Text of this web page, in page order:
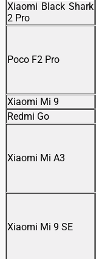
Xiaomi Black Shark
2 Pro
Poco F2 Pro
Xiaomi Mi 9
Redmi Go
Xiaomi Mi A3
Xiaomi Mi 9 SE